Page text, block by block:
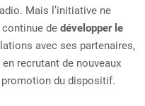
Mais l’initiative ne
continue de développer le
avec ses partenaires,
recrutant de nouveaux
promotion du dispositif.